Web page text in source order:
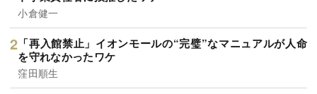
小倉健一
「再入館禁止」イオンモールの“完璧”なマニュアルが人命
を守れなかったワケ
窪田順生